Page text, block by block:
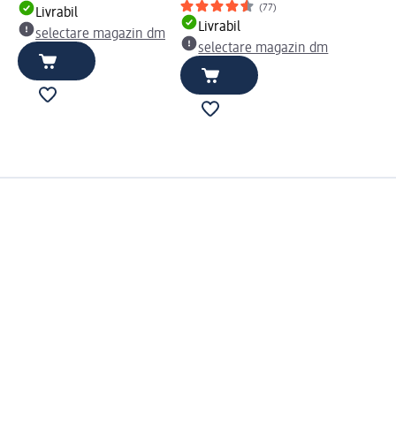
Livrabil
selectare magazin dm
(77)
Livrabil
selectare magazin dm